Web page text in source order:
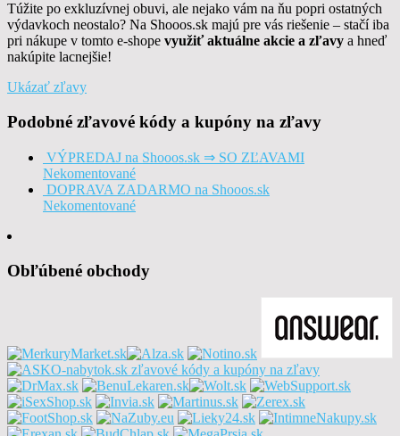
Túžite po exkluzívnej obuvi, ale nejako vám na ňu popri ostatných
výdavkoch neostalo? Na Shooos.sk majú pre vás riešenie – stačí iba
pri nákupe v tomto e-shope využiť aktuálne akcie a zľavy a hneď
nakúpite lacnejšie!
Ukázať zľavy
Podobné zľavové kódy a kupóny na zľavy
VÝPREDAJ na Shooos.sk ⇒ SO ZĽAVAMI
Nekomentované
DOPRAVA ZADARMO na Shooos.sk
Nekomentované
Obľúbené obchody